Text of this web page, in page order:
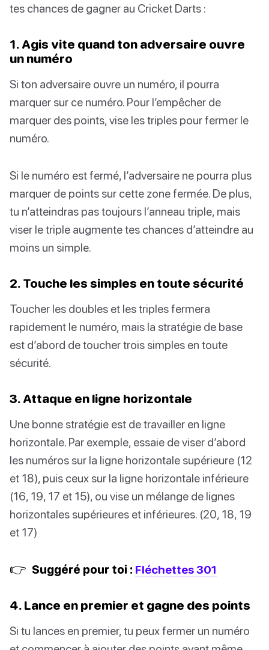
tes chances de gagner au Cricket Darts :
1. Agis vite quand ton adversaire ouvre
un numéro
Si ton adversaire ouvre un numéro, il pourra
marquer sur ce numéro. Pour l’empêcher de
marquer des points, vise les triples pour fermer le
numéro.
Si le numéro est fermé, l’adversaire ne pourra plus
marquer de points sur cette zone fermée. De plus,
tu n’atteindras pas toujours l’anneau triple, mais
viser le triple augmente tes chances d’atteindre au
moins un simple.
2. Touche les simples en toute sécurité
Toucher les doubles et les triples fermera
rapidement le numéro, mais la stratégie de base
est d’abord de toucher trois simples en toute
sécurité.
3. Attaque en ligne horizontale
Une bonne stratégie est de travailler en ligne
horizontale. Par exemple, essaie de viser d’abord
les numéros sur la ligne horizontale supérieure (12
et 18), puis ceux sur la ligne horizontale inférieure
(16, 19, 17 et 15), ou vise un mélange de lignes
horizontales supérieures et inférieures. (20, 18, 19
et 17)
👉 Suggéré pour toi : Fléchettes 301
4. Lance en premier et gagne des points
Si tu lances en premier, tu peux fermer un numéro